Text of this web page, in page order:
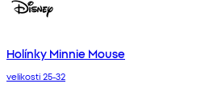
Holínky Minnie Mouse
velikosti 25-32